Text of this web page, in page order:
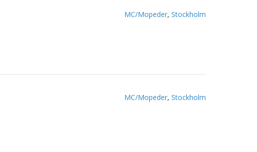
MC/Mopeder, Stockholm
MC/Mopeder, Stockholm